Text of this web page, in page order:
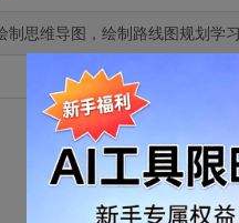
思维导图，绘制路线图规划学